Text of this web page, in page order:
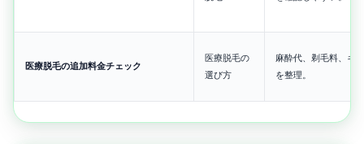
医療脱毛の追加料金チェック
医療脱毛の
選び方
麻酔代、剃毛料、キ
を整理。